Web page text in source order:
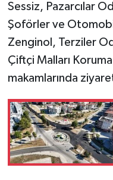
Sessiz, Pazarcılar
Şoförler ve
Zenginol, Terziler
Çiftçi Malları
makamlarında